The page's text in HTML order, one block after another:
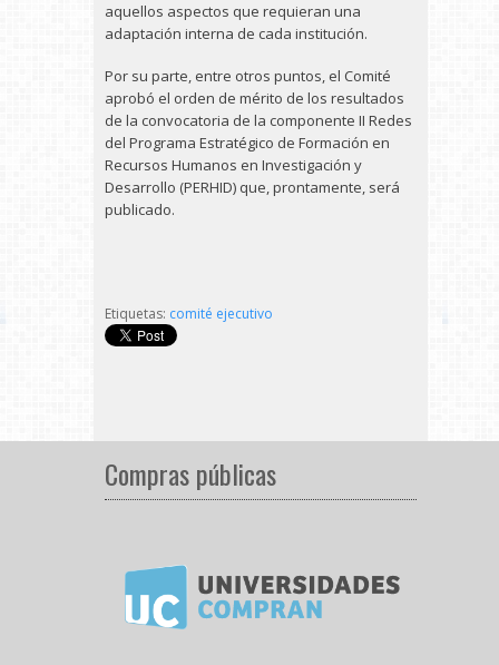
aquellos aspectos que requieran una
adaptación interna de cada institución.
Por su parte, entre otros puntos, el Comité
aprobó el orden de mérito de los resultados
de la convocatoria de la componente II Redes
del Programa Estratégico de Formación en
Recursos Humanos en Investigación y
Desarrollo (PERHID) que, prontamente, será
publicado.
Etiquetas: comité ejecutivo
Compras públicas